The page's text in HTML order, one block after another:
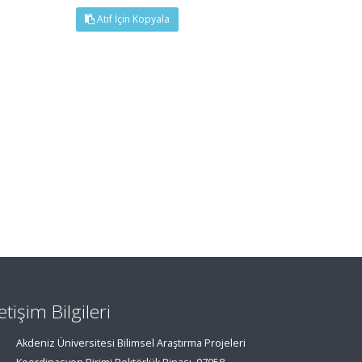
Atıf İçin Kopyala
Bilgileri
Akdeniz Üniversitesi Bilimsel Araştırma Projeleri